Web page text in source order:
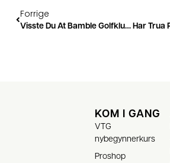
Forrige
Visste Du At Bamble Golfklubb Har En Egen «inkluderingsminister»?
KOM I GANG
VTG
nybegynnerkurs
Proshop